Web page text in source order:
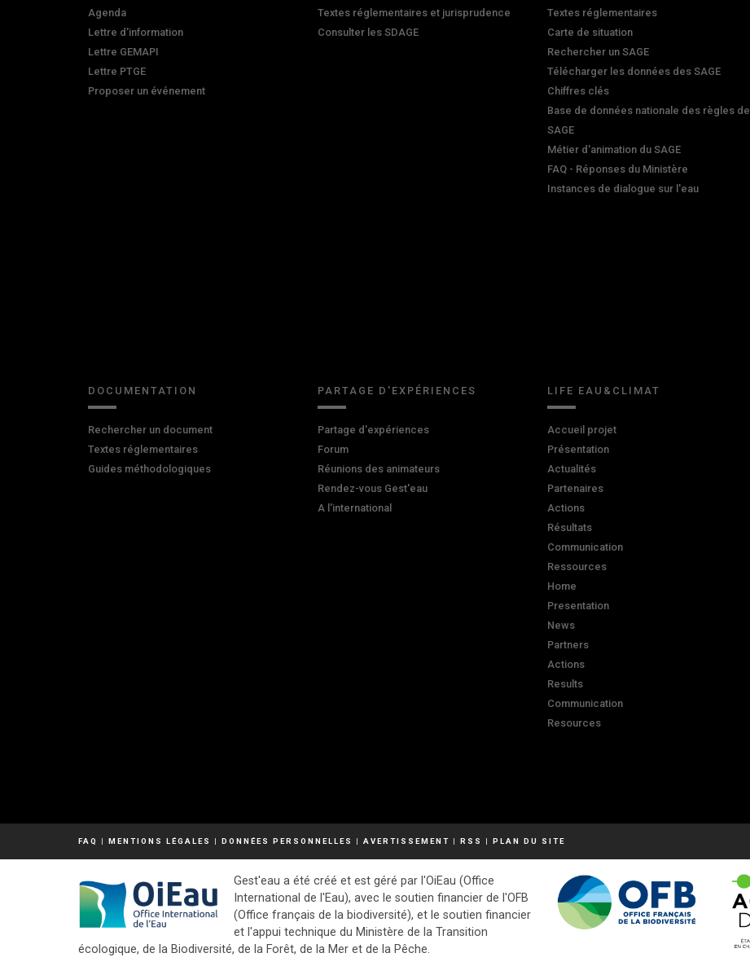
Agenda
Lettre d'information
Lettre GEMAPI
Lettre PTGE
Proposer un événement
Textes réglementaires et jurisprudence
Consulter les SDAGE
Textes réglementaires
Carte de situation
Rechercher un SAGE
Télécharger les données des SAGE
Chiffres clés
Base de données nationale des règles de
SAGE
Métier d'animation du SAGE
FAQ - Réponses du Ministère
Instances de dialogue sur l'eau
DOCUMENTATION
Rechercher un document
Textes réglementaires
Guides méthodologiques
PARTAGE D'EXPÉRIENCES
Partage d'expériences
Forum
Réunions des animateurs
Rendez-vous Gest'eau
A l'international
LIFE EAU&CLIMAT
Accueil projet
Présentation
Actualités
Partenaires
Actions
Résultats
Communication
Ressources
Home
Presentation
News
Partners
Actions
Results
Communication
Resources
FAQ | MENTIONS LÉGALES | DONNÉES PERSONNELLES | AVERTISSEMENT | RSS | PLAN DU SITE
Gest'eau a été créé et est géré par l'OiEau (Office
International de l'Eau), avec le soutien financier de l'OFB
(Office français de la biodiversité), et le soutien financier
et l'appui technique du Ministère de la Transition
écologique, de la Biodiversité, de la Forêt, de la Mer et de la Pêche.